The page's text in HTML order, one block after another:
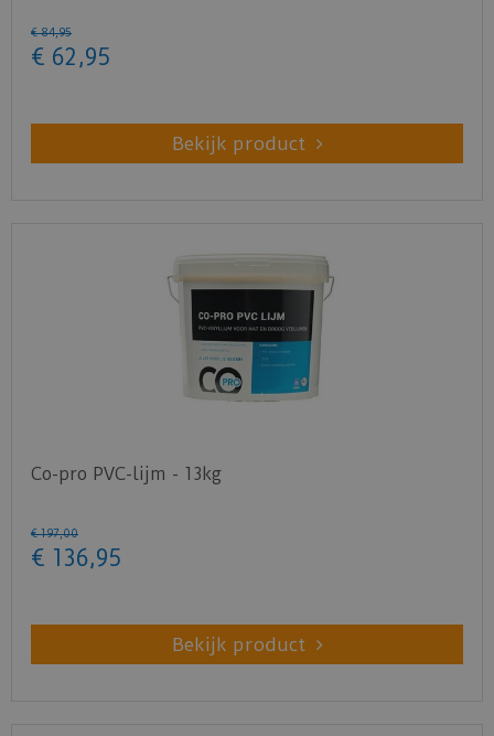
€ 84,95
€ 62 ,95
Bekijk product
Co-pro PVC-lijm - 13kg
€ 197,00
€ 136,95
Bekijk product